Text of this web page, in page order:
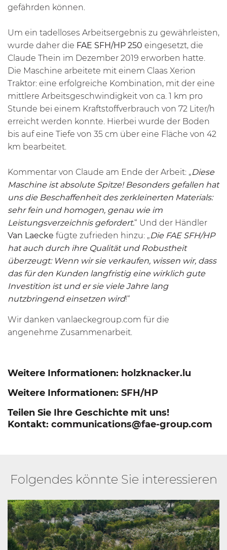
gefährden können.
Um ein tadelloses Arbeitsergebnis zu gewährleisten,
wurde daher die FAE SFH/HP 250 eingesetzt, die
Claude Thein im Dezember 2019 erworben hatte.
Die Maschine arbeitete mit einem Claas Xerion
Traktor: eine erfolgreiche Kombination, mit der eine
mittlere Arbeitsgeschwindigkeit von ca. 1 km pro
Stunde bei einem Kraftstoffverbrauch von 72 Liter/h
erreicht werden konnte. Hierbei wurde der Boden
bis auf eine Tiefe von 35 cm über eine Fläche von 42
km bearbeitet.
Kommentar von Claude am Ende der Arbeit: „Diese
Maschine ist absolute Spitze! Besonders gefallen hat
uns die Beschaffenheit des zerkleinerten Materials:
sehr fein und homogen, genau wie im
Leistungsverzeichnis gefordert.“ Und der Händler
Van Laecke fügte zufrieden hinzu: „Die FAESFH/HP
hat auch durch ihre Qualität und Robustheit
überzeugt: Wenn wir sie verkaufen, wissen wir, dass
das für den Kunden langfristig eine wirklich gute
Investition ist und er sie viele Jahre lang
nutzbringend einsetzen wird!“
Wir danken vanlaeckegroup.com für die
angenehme Zusammenarbeit.
Weitere Informationen: holzknacker.lu
Weitere Informationen: SFH/HP
Teilen Sie Ihre Geschichte mit uns!
Kontakt: communications@fae-group.com
Folgendes könnte Sie interessieren